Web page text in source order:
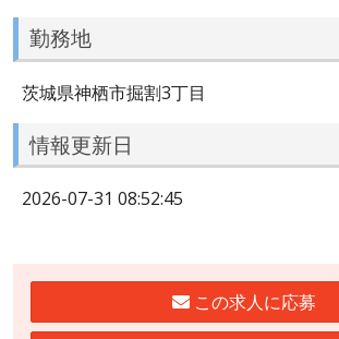
勤務地
茨城県神栖市掘割3丁目
情報更新日
2026-07-31 08:52:45
この求人に応募